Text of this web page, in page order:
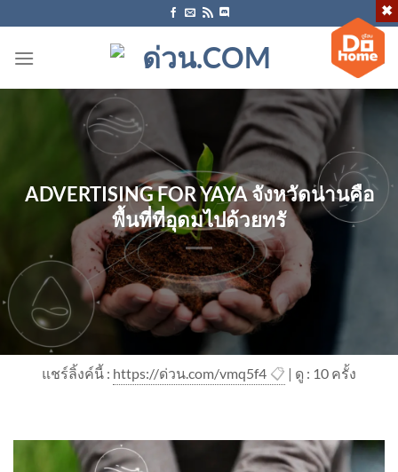
ไป
ADVERTISING FOR YAYA จังหวัดน่านคือ
พื้นที่ที่อุดมไปด้วยทรั
แชร์ลิ้งค์นี้ : https://ด่วน.com/vmq5f4 📋 | ดู : 10 ครั้ง